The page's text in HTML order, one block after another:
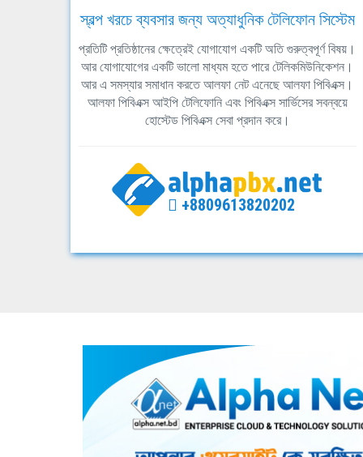
স্বল্প খরচে ব্যবসার জন্য অত্যাধুনিক টেলিফোন সিস্টেম
প্রতিটি প্রতিষ্ঠানের ক্ষেত্রেই যোগাযোগ একটি অতি গুরুত্বপূর্ণ বিষয়।
আর যোগাযোগের একটি ভালো মাধ্যম হতে পারে টেলিকমিউনিকেশন।
আর এ সমস্যার সমাধান করতে আলফা নেট এনেছে আলফা পিবিএক্স।
আলফা পিবিএক্স আইপি টেলিফোনি এবং পিবিএক্স সার্ভিসের সবন্বয়ে
হোস্টেড পিবিএক্স সেবা প্রদান করে।
+8809613820202